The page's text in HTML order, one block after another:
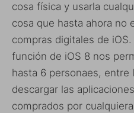
cosa física y usarla
cosa que hasta ahora no
compras digitales de
función de iOS 8 nos
hasta 6 personaes, entre
descargar las
comprados por